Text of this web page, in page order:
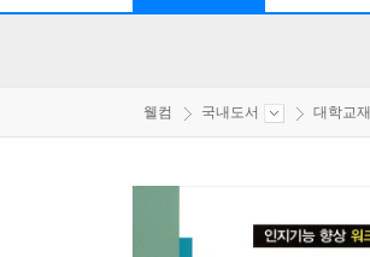
웰컴 국내도서 대학교재